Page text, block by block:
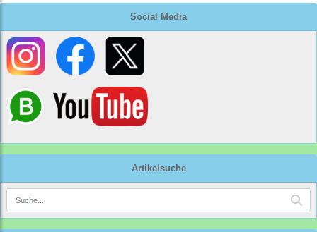
Social Media
Artikelsuche